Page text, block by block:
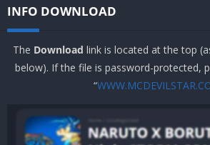
INFO DOWNLOAD
The Download link is located at the top
below). If the file is password-protected,
“